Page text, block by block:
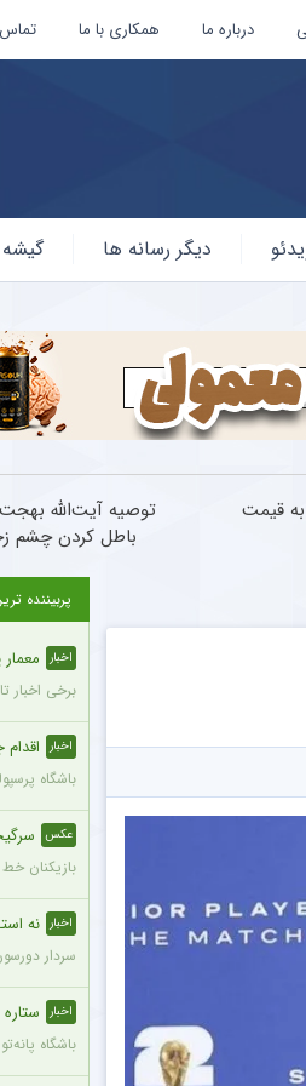
درباره ما همکاری با ما تماس
دیگر رسانه ها
قیمت
توصیه آیت‌الله
باطل کردن چشم
پربیننده
اخبار معمار
برخی اخبار
اخبار اقدام
باشگاه
عکس
بازیکنان
اخبار نه
سردار
اخبار ستاره
باشگاه پانه‌تولیکوس